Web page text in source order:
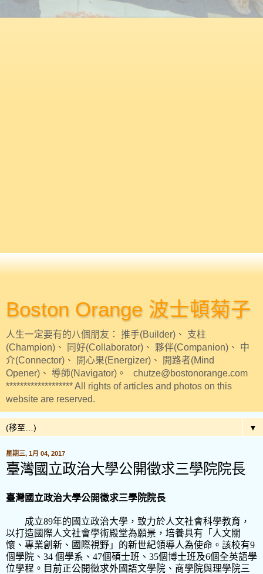
Boston Orange 波士頓菊子
人生一定要有的八個朋友： 推手(Builder)、 支柱
(Champion)、 同好(Collaborator)、 夥伴(Companion)、 中
介(Connector)、 開心果(Energizer)、 開路者(Mind
Opener)、 導師(Navigator)。 chutze@bostonorange.com
******************* All rights of articles and photos on this
website are reserved.
▼
星期三, 1月 04, 2017
臺灣國立政治大學公開徵求三學院院長
臺灣國立政治大學公開徵求三學院院長
成立89年的國立政治大學，致力於人文社會科學教育，
以打造國際人文社會學術殿堂為願景，培養具有「人文關
懷、專業創新、國際視野」的新世紀領導人為使命。該校有9
個學院、 34 個學系、 47個碩士班、 35個博士班及6個全英語學
位學程。目前正公開徵求外國語文學院、商學院與理學院三